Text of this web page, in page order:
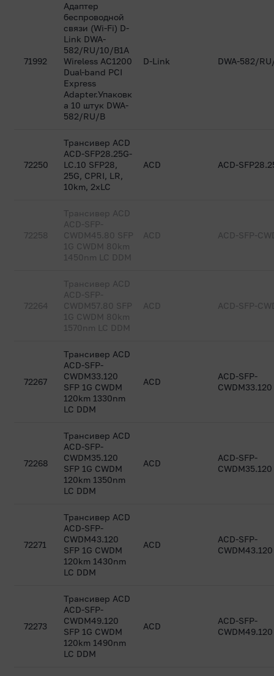
71992
Адаптер
беспроводной
связи (Wi-Fi) D-
Link DWA-
582/RU/10/B1A
Wireless AC1200
Dual-band PCI
Express
Adapter.Упаковк
а 10 штук DWA-
582/RU/B
D-Link DWA-582/
72250
Трансивер ACD
ACD-SFP28.25G-
LC.10 SFP28,
25G, CPRI, LR,
10km, 2xLC
ACD ACD-
72258
Трансивер ACD
ACD-SFP-
CWDM45.80 SFP
1G CWDM 80km
1450nm LC DDM
ACD ACD-SFP-
72264
Трансивер ACD
ACD-SFP-
CWDM57.80 SFP
1G CWDM 80km
1570nm LC DDM
ACD ACD-SFP-
72267
Трансивер ACD
ACD-SFP-
CWDM33.120
SFP 1G CWDM
120km 1330nm
LC DDM
ACD
ACD-SFP-
CWDM33.120
72268
Трансивер ACD
ACD-SFP-
CWDM35.120
SFP 1G CWDM
120km 1350nm
LC DDM
ACD
ACD-SFP-
CWDM35.120
72271
Трансивер ACD
ACD-SFP-
CWDM43.120
SFP 1G CWDM
120km 1430nm
LC DDM
ACD
ACD-SFP-
CWDM43.120
72273
Трансивер ACD
ACD-SFP-
CWDM49.120
SFP 1G CWDM
120km 1490nm
LC DDM
ACD
ACD-SFP-
CWDM49.120